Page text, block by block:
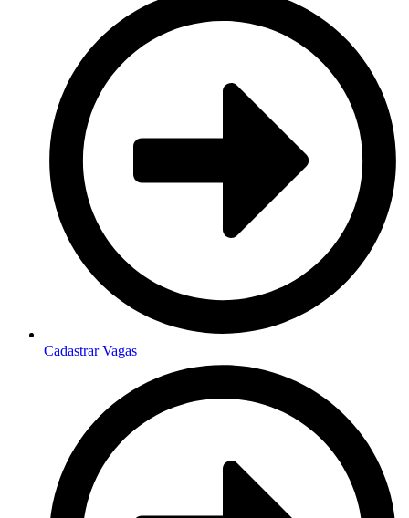
Cadastrar Vagas